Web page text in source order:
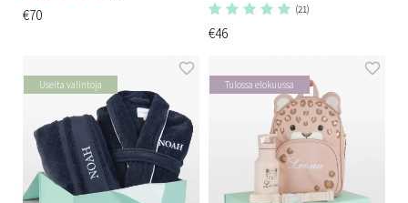
€70 (21)
€46
Useita valintoja Tulossa elokuussa